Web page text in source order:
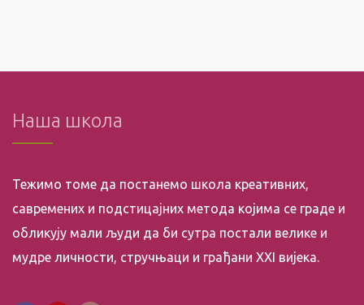
Наша школа
Тежимо томе да постанемо школа креативних,
савремених и подстицајних метода којима се граде и
обликују мали људи да би сутра постали велике и
мудре личности, стручњаци и грађани XXI вијека.